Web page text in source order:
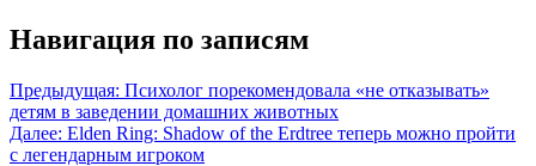
Навигация по записям
Предыдущая: Психолог порекомендовала «не отказывать»
детям в заведении домашних животных
Далее: Elden Ring: Shadow of the Erdtree теперь можно пройти
с легендарным игроком